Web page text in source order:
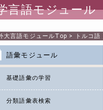
言語モジュール
大言語モジュールTop > トルコ語
語彙モジュール
基礎語彙の学習
分類語彙表検索